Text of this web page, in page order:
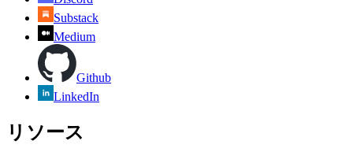
Substack
Medium
Github
LinkedIn
リソース